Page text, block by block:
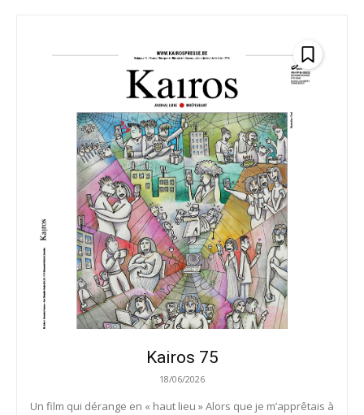
Kairos 75
18/06/2026
Un film qui dérange en « haut lieu » Alors que je m’apprêtais à